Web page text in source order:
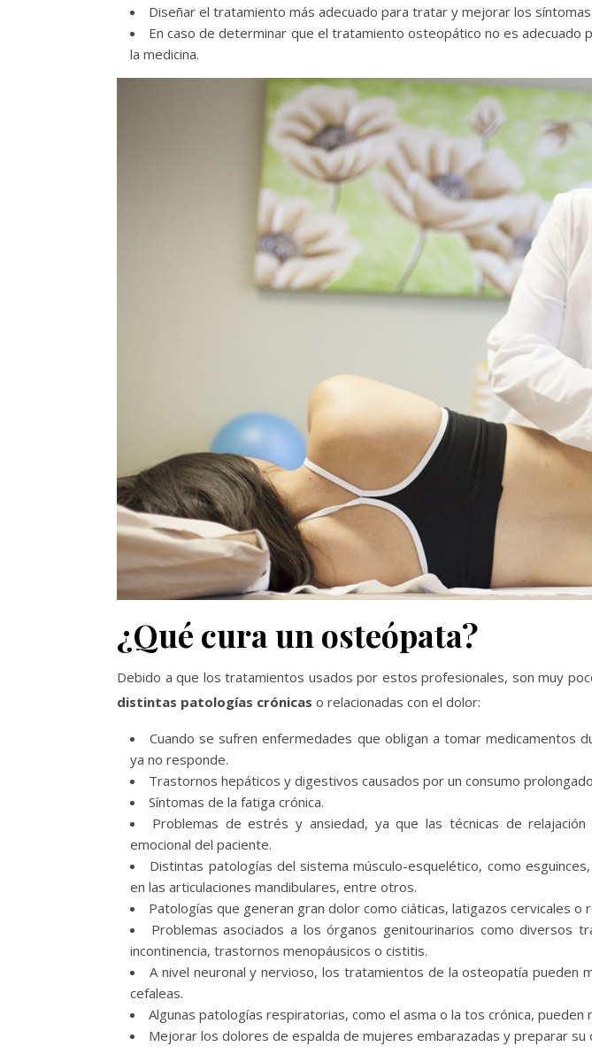
Diseñar el tratamiento más adecuado para tratar y mejorar los
En caso de determinar que el tratamiento osteopático no es adecuado
la medicina.
¿Qué cura un osteópata?
Debido a que los tratamientos usados por estos profesionales, son muy
distintas patologías crónicas o relacionadas con el dolor:
Cuando se sufren enfermedades que obligan a tomar medicamentos
ya no responde.
Trastornos hepáticos y digestivos causados por un consumo
Síntomas de la fatiga crónica.
Problemas de estrés y ansiedad, ya que las técnicas de
emocional del paciente.
Distintas patologías del sistema músculo-esquelético, como
en las articulaciones mandibulares, entre otros.
Patologías que generan gran dolor como ciáticas, latigazos cervicales o
Problemas asociados a los órganos genitourinarios como diversos
incontinencia, trastornos menopáusicos o cistitis.
A nivel neuronal y nervioso, los tratamientos de la osteopatía pueden
cefaleas.
Algunas patologías respiratorias, como el asma o la tos crónica,
Mejorar los dolores de espalda de mujeres embarazadas y preparar su